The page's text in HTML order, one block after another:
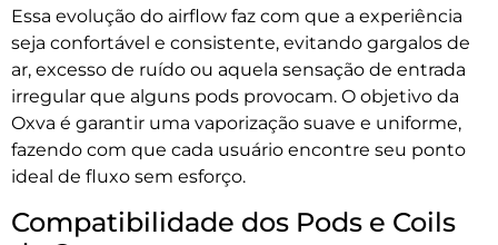
Essa evolução do airflow faz com que a experiência
seja confortável e consistente, evitando gargalos de
ar, excesso de ruído ou aquela sensação de entrada
irregular que alguns pods provocam. O objetivo da
Oxva é garantir uma vaporização suave e uniforme,
fazendo com que cada usuário encontre seu ponto
ideal de fluxo sem esforço.
Compatibilidade dos Pods e Coils